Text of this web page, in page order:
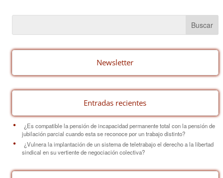
e
b
o
k
e
st
p
ar
tir
Newsletter
Entradas recientes
¿Es compatible la pensión de incapacidad permanente total con la pensión de
jubilación parcial cuando esta se reconoce por un trabajo distinto?
¿Vulnera la implantación de un sistema de teletrabajo el derecho a la libertad
sindical en su vertiente de negociación colectiva?